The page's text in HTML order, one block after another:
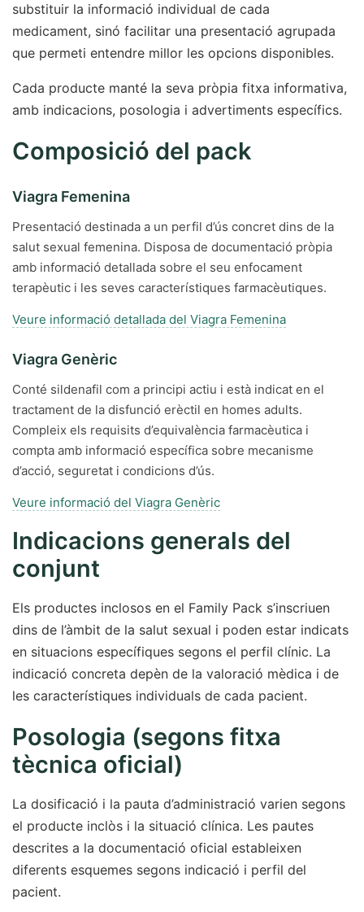
substituir la informació individual de cada
medicament, sinó facilitar una presentació agrupada
que permeti entendre millor les opcions disponibles.
Cada producte manté la seva pròpia fitxa informativa,
amb indicacions, posologia i advertiments específics.
Composició del pack
Viagra Femenina
Presentació destinada a un perfil d’ús concret dins de la
salut sexual femenina. Disposa de documentació pròpia
amb informació detallada sobre el seu enfocament
terapèutic i les seves característiques farmacèutiques.
Veure informació detallada del Viagra Femenina
Viagra Genèric
Conté sildenafil com a principi actiu i està indicat en el
tractament de la disfunció erèctil en homes adults.
Compleix els requisits d’equivalència farmacèutica i
compta amb informació específica sobre mecanisme
d’acció, seguretat i condicions d’ús.
Veure informació del Viagra Genèric
Indicacions generals del
conjunt
Els productes inclosos en el Family Pack s’inscriuen
dins de l’àmbit de la salut sexual i poden estar indicats
en situacions específiques segons el perfil clínic. La
indicació concreta depèn de la valoració mèdica i de
les característiques individuals de cada pacient.
Posologia (segons fitxa
tècnica oficial)
La dosificació i la pauta d’administració varien segons
el producte inclòs i la situació clínica. Les pautes
descrites a la documentació oficial estableixen
diferents esquemes segons indicació i perfil del
pacient.